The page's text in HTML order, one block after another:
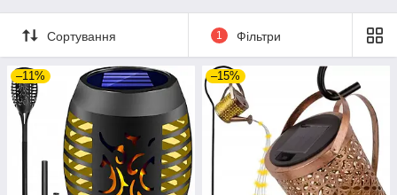
Сортування 1 Фільтри
–11% –15%